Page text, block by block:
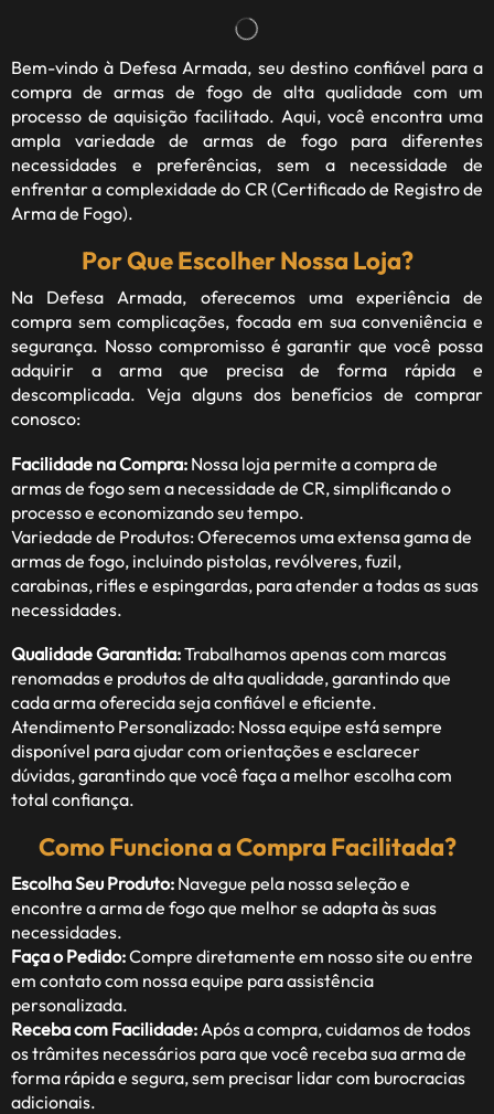
Bem-vindo à Defesa Armada, seu destino confiável para a
compra de armas de fogo de alta qualidade com um
processo de aquisição facilitado. Aqui, você encontra uma
ampla variedade de armas de fogo para diferentes
necessidades e preferências, sem a necessidade de
enfrentar a complexidade do CR (Certificado de Registro de
Arma de Fogo).
Por Que Escolher Nossa Loja?
Na Defesa Armada, oferecemos uma experiência de
compra sem complicações, focada em sua conveniência e
segurança. Nosso compromisso é garantir que você possa
adquirir a arma que precisa de forma rápida e
descomplicada. Veja alguns dos benefícios de comprar
conosco:
Facilidade na Compra: Nossa loja permite a compra de
armas de fogo sem a necessidade de CR, simplificando o
processo e economizando seu tempo.
Variedade de Produtos: Oferecemos uma extensa gama de
armas de fogo, incluindo pistolas, revólveres, fuzil,
carabinas, rifles e espingardas, para atender a todas as suas
necessidades.
Qualidade Garantida:Trabalhamos apenas com marcas
renomadas e produtos de alta qualidade, garantindo que
cada arma oferecida seja confiável e eficiente.
Atendimento Personalizado: Nossa equipe está sempre
disponível para ajudar com orientações e esclarecer
dúvidas, garantindo que você faça a melhor escolha com
total confiança.
Como Funciona a Compra Facilitada?
Escolha Seu Produto: Navegue pela nossa seleção e
encontre a arma de fogo que melhor se adapta às suas
necessidades.
Faça o Pedido:Compre diretamente em nosso site ou entre
em contato com nossa equipe para assistência
personalizada.
Receba com Facilidade: Após a compra, cuidamos de todos
os trâmites necessários para que você receba sua arma de
forma rápida e segura, sem precisar lidar com burocracias
adicionais.